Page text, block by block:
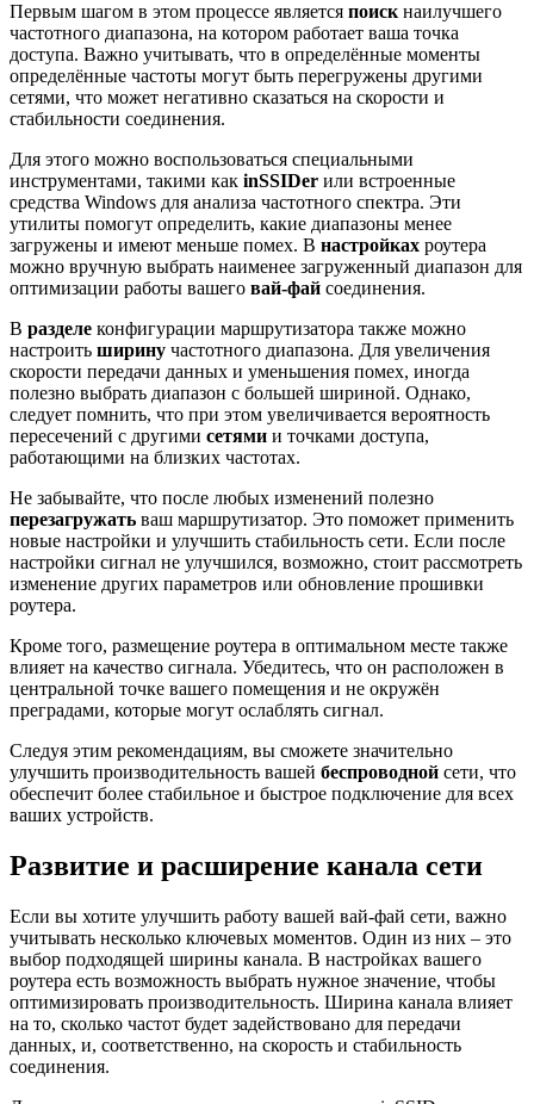
Первым шагом в этом процессе является поиск наилучшего
частотного диапазона, на котором работает ваша точка
доступа. Важно учитывать, что в определённые моменты
определённые частоты могут быть перегружены другими
сетями, что может негативно сказаться на скорости и
стабильности соединения.
Для этого можно воспользоваться специальными
инструментами, такими как inSSIDer или встроенные
средства Windows для анализа частотного спектра. Эти
утилиты помогут определить, какие диапазоны менее
загружены и имеют меньше помех. В настройках роутера
можно вручную выбрать наименее загруженный диапазон для
оптимизации работы вашего вай-фай соединения.
В разделе конфигурации маршрутизатора также можно
настроить ширину частотного диапазона. Для увеличения
скорости передачи данных и уменьшения помех, иногда
полезно выбрать диапазон с большей шириной. Однако,
следует помнить, что при этом увеличивается вероятность
пересечений с другими сетями и точками доступа,
работающими на близких частотах.
Не забывайте, что после любых изменений полезно
перезагружать ваш маршрутизатор. Это поможет применить
новые настройки и улучшить стабильность сети. Если после
настройки сигнал не улучшился, возможно, стоит рассмотреть
изменение других параметров или обновление прошивки
роутера.
Кроме того, размещение роутера в оптимальном месте также
влияет на качество сигнала. Убедитесь, что он расположен в
центральной точке вашего помещения и не окружён
преградами, которые могут ослаблять сигнал.
Следуя этим рекомендациям, вы сможете значительно
улучшить производительность вашей беспроводной сети, что
обеспечит более стабильное и быстрое подключение для всех
ваших устройств.
Развитие и расширение канала сети
Если вы хотите улучшить работу вашей вай-фай сети, важно
учитывать несколько ключевых моментов. Один из них – это
выбор подходящей ширины канала. В настройках вашего
роутера есть возможность выбрать нужное значение, чтобы
оптимизировать производительность. Ширина канала влияет
на то, сколько частот будет задействовано для передачи
данных, и, соответственно, на скорость и стабильность
соединения.